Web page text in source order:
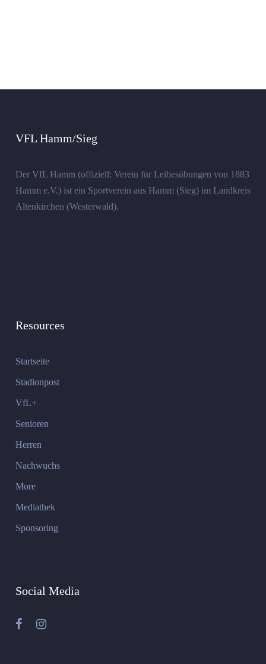
VFL Hamm/Sieg
Der VfL Hamm (offiziell: Verein für Leibesübungen von 1883
Hamm e.V.) ist ein Sportverein aus Hamm (Sieg) im Landkreis
Altenkirchen (Westerwald).
Resources
Startseite
Stadionpost
VfL+
Senioren
Herren
Nachwuchs
More
Mediathek
Sponsoring
Social Media